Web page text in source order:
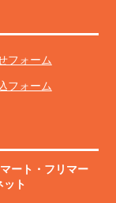
フォーム
フォーム
ート ・ フリマー
ット